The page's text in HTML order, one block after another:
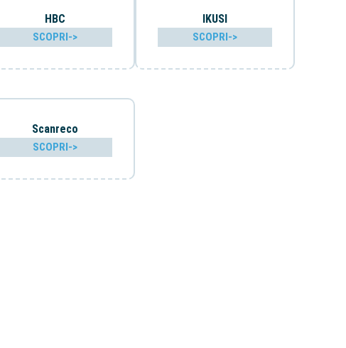
HBC
SCOPRI->
IKUSI
SCOPRI->
Scanreco
SCOPRI->